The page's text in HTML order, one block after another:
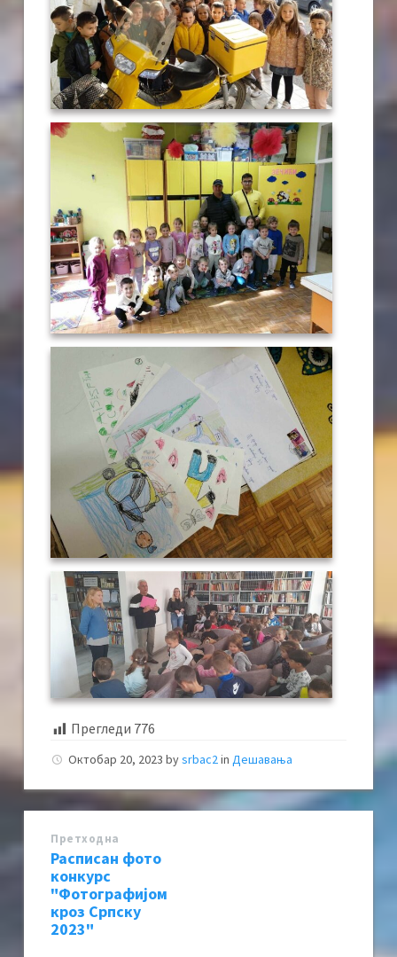
Прегледи 776
Октобар 20, 2023 bysrbac2 in Дешавања
Претходна
Расписан фото
конкурс
"Фотографијом
кроз Српску
2023"